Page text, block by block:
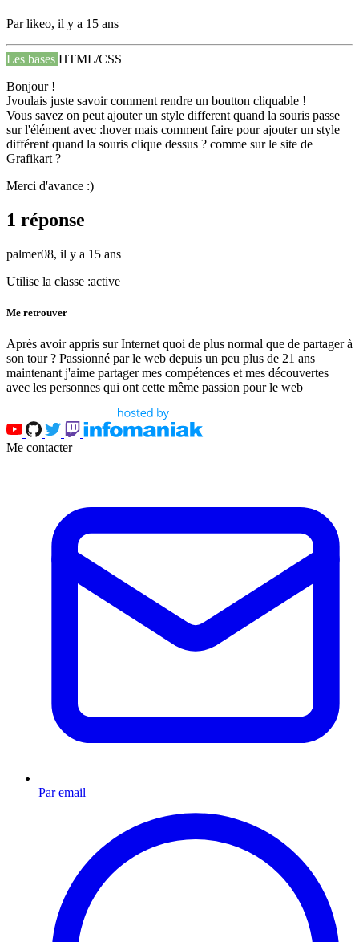
Parlikeo, il y a 15 ans
Les bases HTML/CSS
Bonjour !
Jvoulais juste savoir comment rendre un boutton cliquable !
Vous savez on peut ajouter un style different quand la souris passe
sur l'élément avec :hover mais comment faire pour ajouter un style
différent quand la souris clique dessus ? comme sur le site de
Grafikart ?
Merci d'avance :)
1 réponse
palmer08, il y a 15 ans
Utilise la classe :active
Me retrouver
Après avoir appris sur Internet quoi de plus normal que de partager à
son tour ? Passionné par le web depuis un peu plus de 21 ans
maintenant j'aime partager mes compétences et mes découvertes
avec les personnes qui ont cette même passion pour le web
Me contacter
Par email